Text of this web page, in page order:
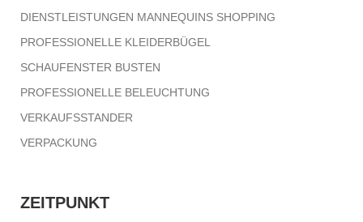
DIENSTLEISTUNGEN MANNEQUINS SHOPPING
PROFESSIONELLE KLEIDERBÜGEL
SCHAUFENSTER BUSTEN
PROFESSIONELLE BELEUCHTUNG
VERKAUFSSTANDER
VERPACKUNG
ZEITPUNKT